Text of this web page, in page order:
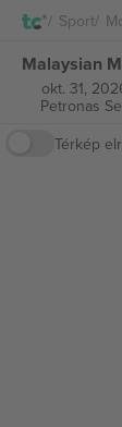
Sport
Malaysian
okt. 31,
Petronas
Térkép